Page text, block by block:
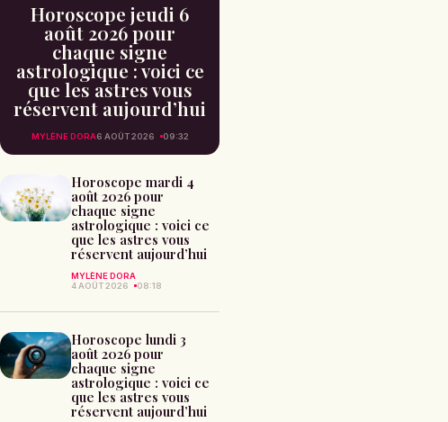
Horoscope jeudi 6
août 2026 pour
chaque signe
astrologique : voici ce
que les astres vous
réservent aujourd’hui
MYLÈNE DORA6 AOÛT 2026 09:32
Horoscope mardi 4
août 2026 pour
chaque signe
astrologique : voici ce
que les astres vous
réservent aujourd’hui
MYLÈNE DORA
4 AOÛT 2026
08:18
Horoscope lundi 3
août 2026 pour
chaque signe
astrologique : voici ce
que les astres vous
réservent aujourd’hui